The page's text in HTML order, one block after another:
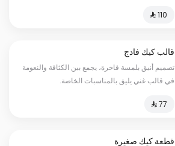
قالب كيك فادج
تصميم أنيق بلمسة فاخرة، يجمع بين الكثافة والنعومة
في قالب غني يليق بالمناسبات الخاصة.
قطعة كيك صغيرة